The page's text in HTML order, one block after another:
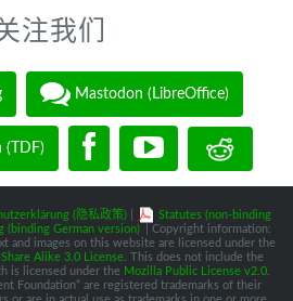
注我们
Mastodon (LibreOffice)
(TDF)
(隐私政策)|
Statutes (non-binding
(binding German version)
| Copyright information:
and images on this website are licensed under the
Alike 3.0 License . This does not include the
is licensed under the Mozilla Public License v2.0
Foundation” are registered trademarks of their